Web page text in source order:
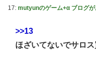
17: mutyunのゲーム+α ブログが
>>13
ほざいてないでサロ